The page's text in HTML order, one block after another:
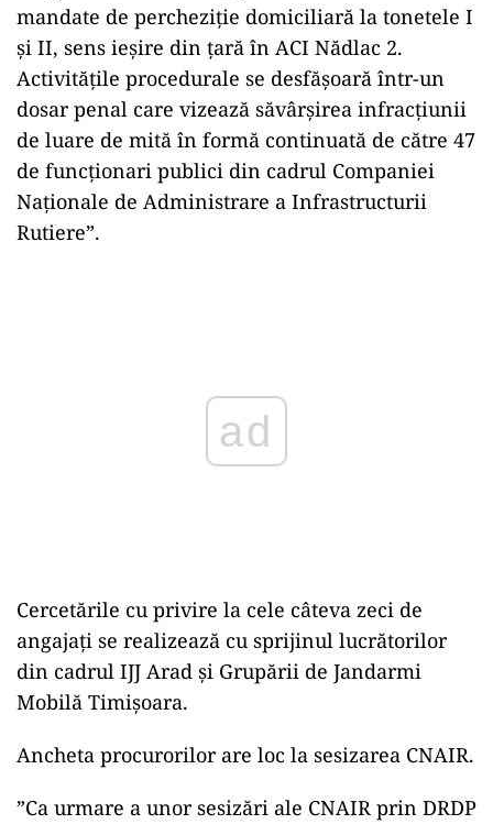
mandate de percheziţie domiciliară la tonetele I
şi II, sens ieşire din ţară în ACI Nădlac 2.
Activităţile procedurale se desfăşoară într-un
dosar penal care vizează săvârşirea infracţiunii
de luare de mită în formă continuată de către 47
de funcţionari publici din cadrul Companiei
Naţionale de Administrare a Infrastructurii
Rutiere”.
Cercetările cu privire la cele câteva zeci de
angajați se realizează cu sprijinul lucrătorilor
din cadrul IJJ Arad şi Grupării de Jandarmi
Mobilă Timişoara.
Ancheta procurorilor are loc la sesizarea CNAIR.
”Ca urmare a unor sesizări ale CNAIR prin DRDP